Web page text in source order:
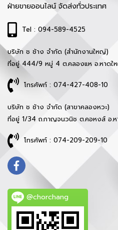
ฝ่ายขายออนไลน์ จัดส่งทั่วประเทศ
Tel : 094-589-4525
บริษัท ช ช้าง จำกัด (สำนักงานใหญ่)
ที่อยู่ 444/9 หมู่ 4 ต.คลองแห อ.หาดใ
โทรศัพท์ : 074-427-408-10
บริษัท ช ช้าง จำกัด (สาขาคลองหวะ)
ที่อยู่ 1/34 ถ.กาญจนวนิช ต.คอหงส์ อ.
โทรศัพท์ : 074-209-209-10
@chorchang